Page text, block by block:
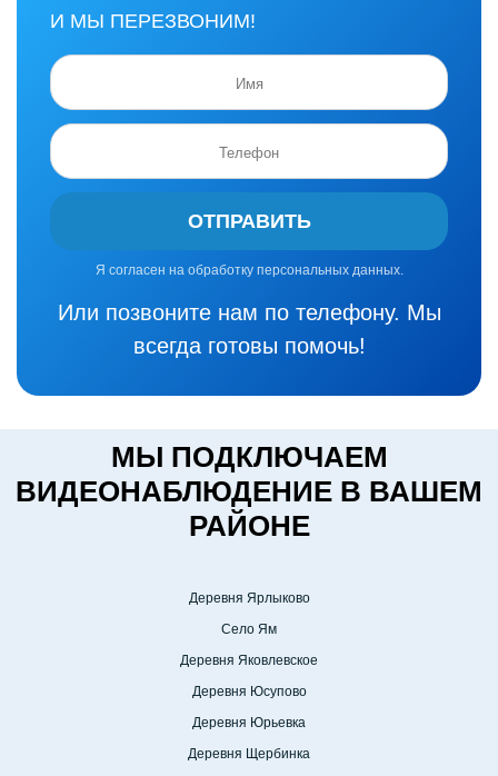
И МЫ ПЕРЕЗВОНИМ!
ОТПРАВИТЬ
Я согласен на обработку персональных данных.
Или позвоните нам по телефону. Мы
всегда готовы помочь!
МЫ ПОДКЛЮЧАЕМ
ВИДЕОНАБЛЮДЕНИЕ В ВАШЕМ
РАЙОНЕ
Деревня Ярлыково
Село Ям
Деревня Яковлевское
Деревня Юсупово
Деревня Юрьевка
Деревня Щербинка